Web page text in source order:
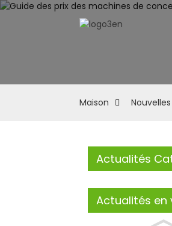
Maison Nouvelles
Actualités
Actualités en